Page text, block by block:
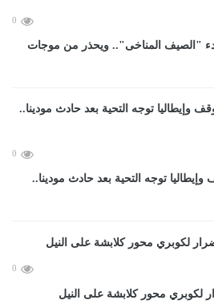
0
"الصيف المناخى".. ويحذر من موجات
0
توجه التحية بعد حادث مودينا..
0
لكوبري محور كلابشة على النيل